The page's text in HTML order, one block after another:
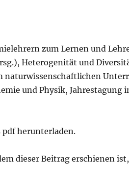
zum Lernen und
Heterogenität und
naturwissenschaftlichen
und Physik, Jahrestagung
herunterladen.
dieser Beitrag erschienen